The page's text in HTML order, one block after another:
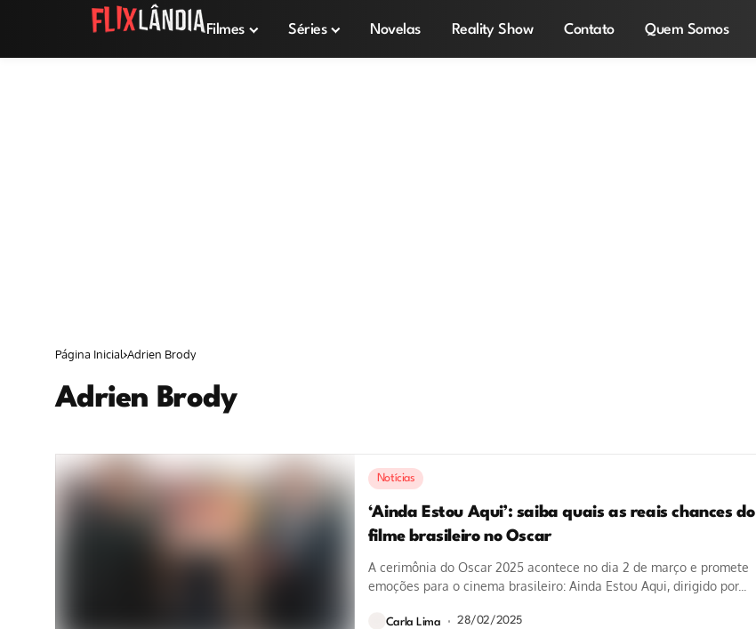
Filmes Séries Novelas Reality Show Contato Quem Somos
Página Inicial Adrien Brody
Adrien Brody
Notícias
‘Ainda Estou Aqui’: saiba quais as reais chances do
filme brasileiro no Oscar
A cerimônia do Oscar 2025 acontece no dia 2 de março e promete
emoções para o cinema brasileiro: Ainda Estou Aqui, dirigido por...
Carla Lima 28/02/2025